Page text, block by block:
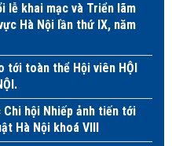
lễ khai mạc và Triển lãm
Hà Nội lần thứ IX, năm
tới toàn thể Hội viên HỘI
hội Nhiếp ảnh tiến tới
Hà Nội khoá VIII